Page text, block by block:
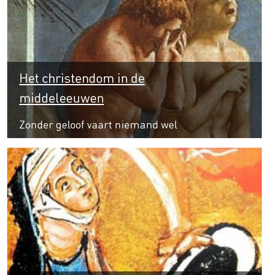
Het christendom in de
middeleeuwen
Zonder geloof vaart niemand wel